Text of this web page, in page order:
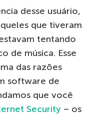
desse usuário,
que tiveram
tentando
de música. Esse
das razões
software de
que você
Security – os